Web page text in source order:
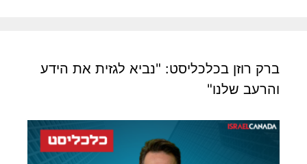
ברק רוזן בכלכליסט: "נביא לגזית את הידע
והרעב שלנו"